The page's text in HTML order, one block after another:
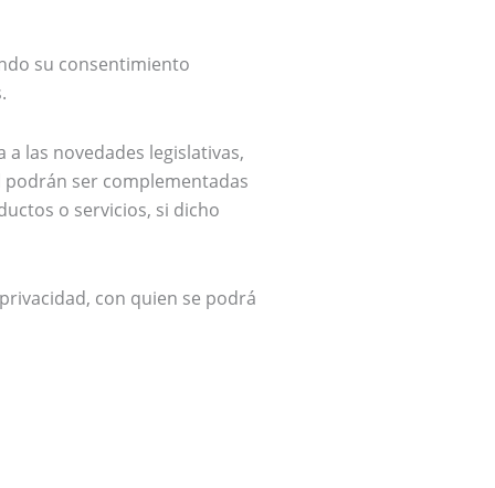
su consentimiento
a las novedades legislativas,
podrán ser complementadas
o servicios, si dicho
privacidad, con quien se podrá